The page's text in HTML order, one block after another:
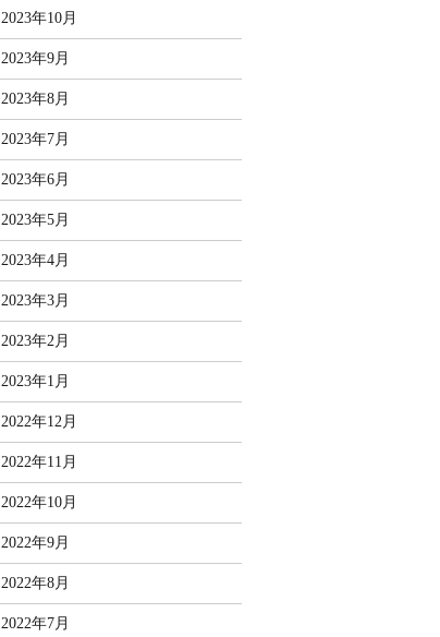
2023年10月
2023年9月
2023年8月
2023年7月
2023年6月
2023年5月
2023年4月
2023年3月
2023年2月
2023年1月
2022年12月
2022年11月
2022年10月
2022年9月
2022年8月
2022年7月